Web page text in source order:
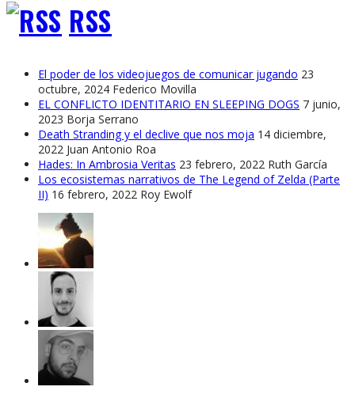
RSS
El poder de los videojuegos de comunicar jugando 23
octubre, 2024 Federico Movilla
EL CONFLICTO IDENTITARIO EN SLEEPING DOGS 7 junio,
2023 Borja Serrano
Death Stranding y el declive que nos moja 14 diciembre,
2022 Juan Antonio Roa
Hades: In Ambrosia Veritas 23 febrero, 2022 Ruth García
Los ecosistemas narrativos de The Legend of Zelda (Parte
II) 16 febrero, 2022 Roy Ewolf